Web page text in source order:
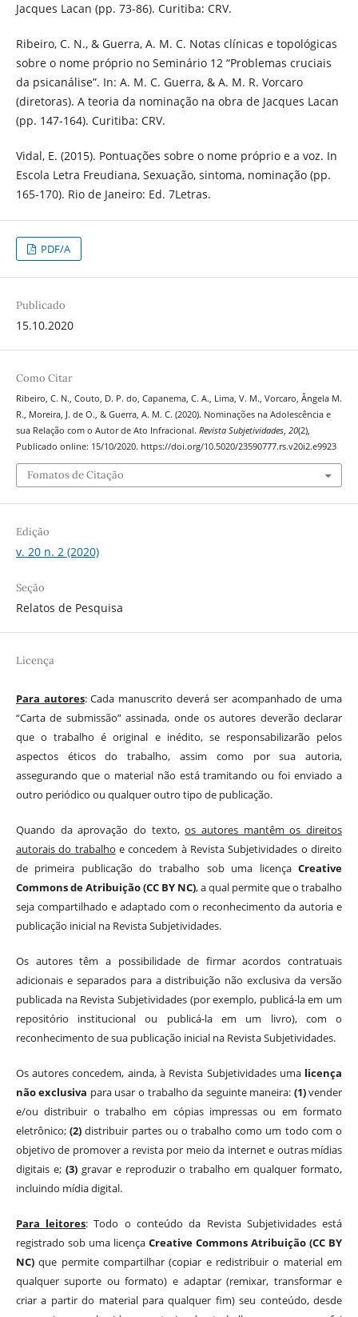
Jacques Lacan (pp. 73-86). Curitiba: CRV.
Ribeiro, C. N., & Guerra, A. M. C. Notas clínicas e topológicas
sobre o nome próprio no Seminário 12 “Problemas cruciais
da psicanálise”. In: A. M. C. Guerra, & A. M. R. Vorcaro
(diretoras). A teoria da nominação na obra de Jacques Lacan
(pp. 147-164). Curitiba: CRV.
Vidal, E. (2015). Pontuações sobre o nome próprio e a voz. In
Escola Letra Freudiana, Sexuação, sintoma, nominação (pp.
165-170). Rio de Janeiro: Ed. 7Letras.
PDF/A
Publicado
15.10.2020
Como Citar
Ribeiro, C. N., Couto, D. P. do, Capanema, C. A., Lima, V. M., Vorcaro, Ângela M.
R., Moreira, J. de O., & Guerra, A. M. C. (2020). Nominações na Adolescência e
sua Relação com o Autor de Ato Infracional. Revista Subjetividades, 20(2),
Publicado online: 15/10/2020. https://doi.org/10.5020/23590777.rs.v20i2.e9923
Fomatos de Citação
Edição
v. 20 n. 2 (2020)
Seção
Relatos de Pesquisa
Licença
Para autores: Cada manuscrito deverá ser acompanhado de uma
“Carta de submissão” assinada, onde os autores deverão declarar
que o trabalho é original e inédito, se responsabilizarão pelos
aspectos éticos do trabalho, assim como por sua autoria,
assegurando que o material não está tramitando ou foi enviado a
outro periódico ou qualquer outro tipo de publicação.
Quando da aprovação do texto,os autores mantêm os direitos
autorais do trabalho e concedem à Revista Subjetividades o direito
de primeira publicação do trabalho sob uma licençaCreative
Commons de Atribuição (CC BY NC), a qual permite que o trabalho
seja compartilhado e adaptado com o reconhecimento da autoria e
publicação inicial na Revista Subjetividades.
Os autores têm a possibilidade de firmar acordos contratuais
adicionais e separados para a distribuição não exclusiva da versão
publicada na Revista Subjetividades (por exemplo, publicá-la em um
repositório institucional ou publicá-la em um livro), com o
reconhecimento de sua publicação inicial na Revista Subjetividades.
Os autores concedem, ainda, à Revista Subjetividades uma licença
não exclusiva para usar o trabalho da seguinte maneira: (1)vender
e/ou distribuir o trabalho em cópias impressas ou em formato
eletrônico;(2) distribuir partes ou o trabalho como um todo com o
objetivo de promover a revista por meio da internet e outras mídias
digitais e; (3)gravar e reproduzir o trabalho em qualquer formato,
incluindo mídia digital.
Para leitores: Todo o conteúdo da Revista Subjetividades está
registrado sob uma licença Creative Commons Atribuição (CC BY
NC)que permite compartilhar (copiar e redistribuir o material em
qualquer suporte ou formato) e adaptar (remixar, transformar e
criar a partir do material para qualquer fim) seu conteúdo, desde